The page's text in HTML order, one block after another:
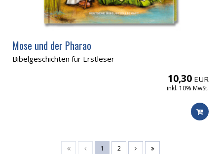
Mose und der Pharao
Bibelgeschichten für Erstleser
10,30 EUR
inkl. 10% MwSt.
1 2